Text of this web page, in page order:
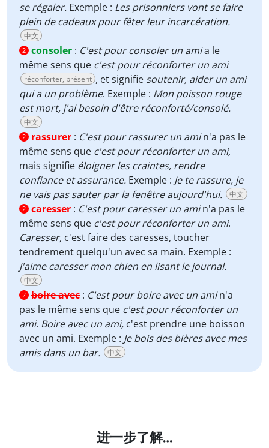
se régaler. Exemple : Les prisonniers vont se faire
plein de cadeaux pour fêter leur incarcération.
中文
2 consoler : C'est pour consoler un amia le
même sens que c'est pour réconforter un ami
réconforter, présent , et signifie soutenir, aider un ami
qui a un problème. Exemple : Mon poisson rouge
est mort, j'ai besoin d'être réconforté/consolé.
中文
2 rassurer : C'est pour rassurer un amin'a pas le
même sens que c'est pour réconforter un ami,
mais signifie éloigner les craintes, rendre
confiance et assurance. Exemple : Je te rassure, je
ne vais pas sauter par la fenêtre aujourd'hui.
中文
2 caresser : C'est pour caresser un amin'a pas le
même sens que c'est pour réconforter un ami.
Caresser, c'est faire des caresses, toucher
tendrement quelqu'un avec sa main. Exemple :
J'aime caresser mon chien en lisant le journal.
中文
2 boire avec : C'est pour boire avec un amin'a
pas le même sens que c'est pour réconforter un
ami. Boire avec un ami, c'est prendre une boisson
avec un ami. Exemple : Je bois des bières avec mes
amis dans un bar.
中文
进一步了解…